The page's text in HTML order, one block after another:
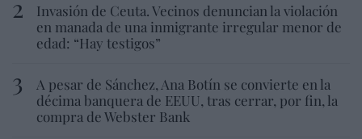
Invasión de Ceuta. Vecinos denuncian la violación
en manada de una inmigrante irregular menor de
edad: “Hay testigos”
A pesar de Sánchez, Ana Botín se convierte en la
décima banquera de EEUU, tras cerrar, por fin, la
compra de Webster Bank